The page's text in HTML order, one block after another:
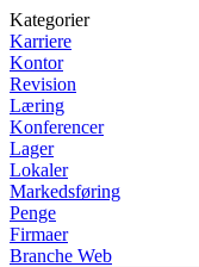
Kategorier
Karriere
Kontor
Revision
Læring
Konferencer
Lager
Lokaler
Markedsføring
Penge
Firmaer
Branche Web